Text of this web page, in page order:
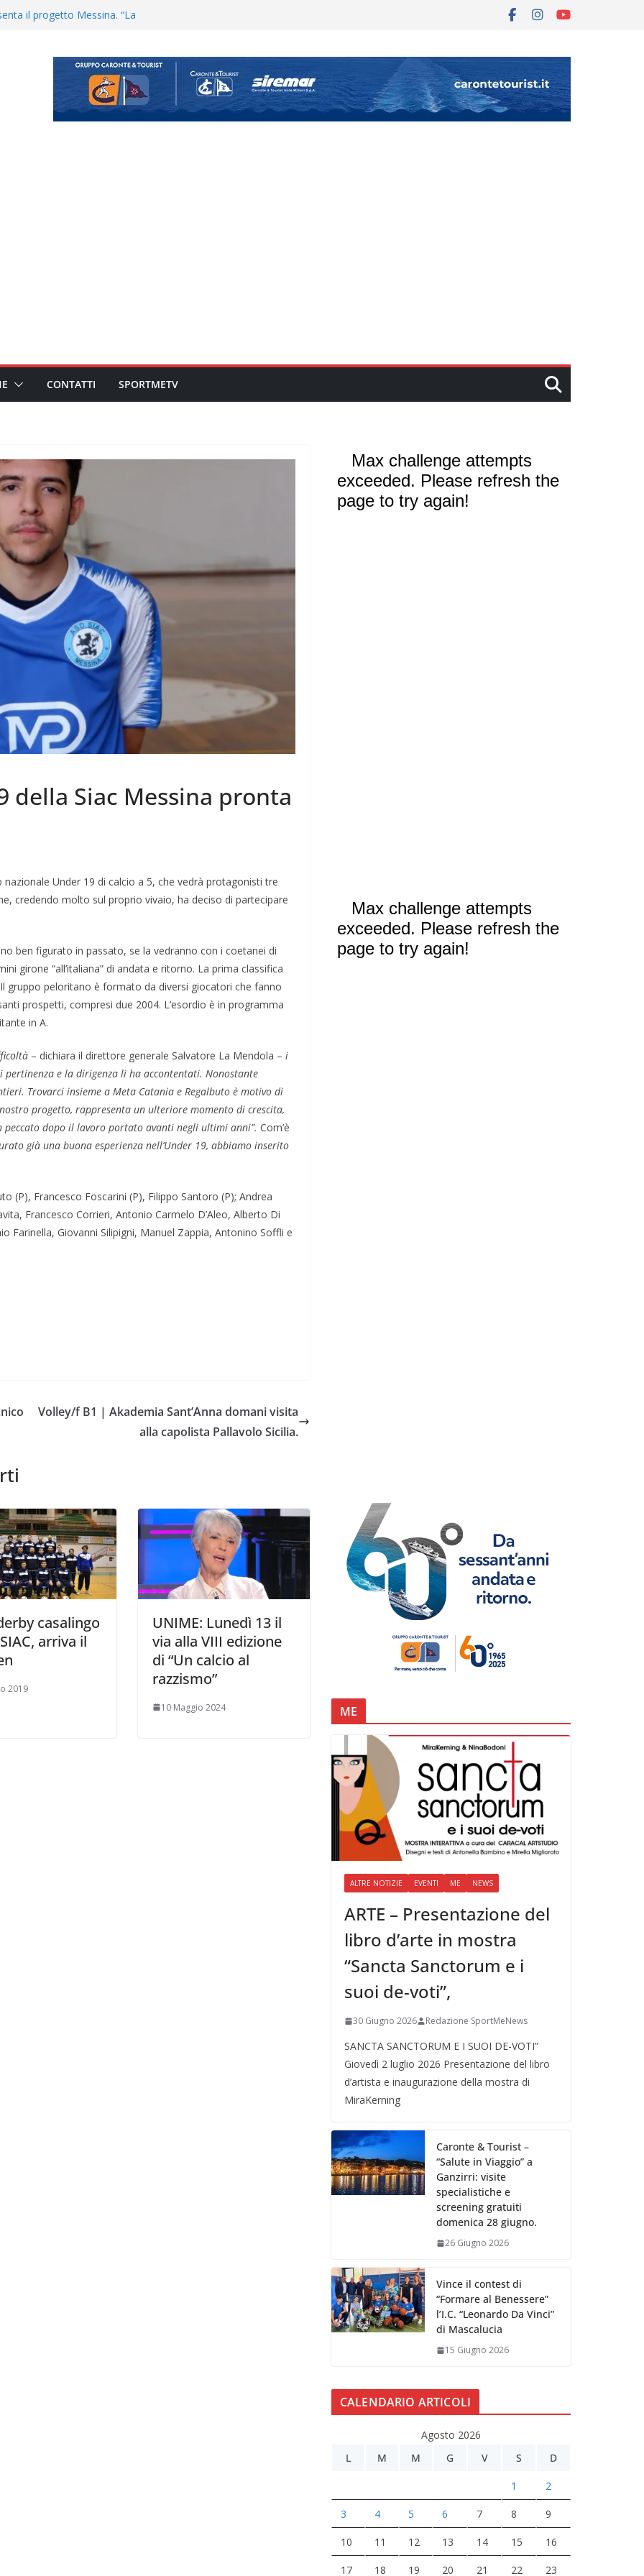
il terzino Matteo Guerriero
ma non chi siamo”
bocciato il Fasano,
e Kamarat restano in
si alzano i ritmi tra lavoro
CONTATTI SPORTMETV
della Siac Messina pronta
Under 19 di calcio a 5, che vedrà protagonisti tre
credendo molto sul proprio vivaio, ha deciso di partecipare
ben figurato in passato, se la vedranno con i coetanei di
girone “all’italiana” di andata e ritorno. La prima classifica
gruppo peloritano è formato da diversi giocatori che fanno
prospetti, compresi due 2004. L’esordio è in programma
in A.
– dichiara il direttore generale Salvatore La Mendola – i
e la dirigenza li ha accontentati. Nonostante
Trovarci insieme a Meta Catania e Regalbuto è motivo di
progetto, rappresenta un ulteriore momento di crescita,
dopo il lavoro portato avanti negli ultimi anni”. Com’è
già una buona esperienza nell’Under 19, abbiamo inserito
(P), Francesco Foscarini (P), Filippo Santoro (P); Andrea
Francesco Corrieri, Antonio Carmelo D’Aleo, Alberto Di
Farinella, Giovanni Silipigni, Manuel Zappia, Antonino Soffli e
Volley/f B1 | Akademia Sant’Anna domani visita
alla capolista Pallavolo Sicilia.
casalingo
arriva il
2019
UNIME: Lunedì 13 il
via alla VIII edizione
di “Un calcio al
razzismo”
10 Maggio 2024 ME
ALTRE NOTIZIE EVENTI ME NEWS
ARTE – Presentazione del
libro d’arte in mostra
“Sancta Sanctorum e i
suoi de-voti”,
30 Giugno 2026 Redazione SportMeNews
SANCTA SANCTORUM E I SUOI DE-VOTI”
Giovedì 2 luglio 2026 Presentazione del libro
d’artista e inaugurazione della mostra di
MiraKerning
Caronte & Tourist –
“Salute in Viaggio” a
Ganzirri: visite
specialistiche e
screening gratuiti
domenica 28 giugno.
26 Giugno 2026
Vince il contest di
“Formare al Benessere”
l’I.C. “Leonardo Da Vinci”
di Mascalucia
15 Giugno 2026
CALENDARIO ARTICOLI
Agosto 2026
L
M M G V S D
1 2
3 4 5 6 7 8 9
10 11 12 13 14 15 16
17 18 19 20 21 22 23